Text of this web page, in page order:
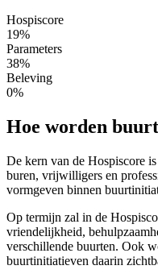
Hospiscore
19%
Parameters
38%
Beleving
0%
Hoe worden
De kern van de Hospiscore
buren, vrijwilligers en
vormgeven binnen
Op termijn zal in de
vriendelijkheid,
verschillende buurten. Ook
buurtinitiatieven daarin